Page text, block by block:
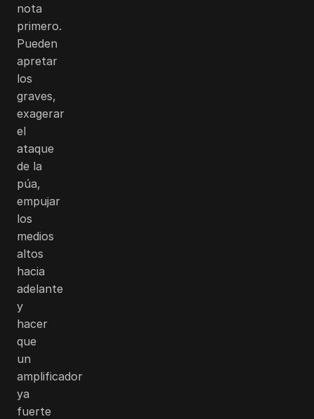
nota
primero.
Pueden
apretar
los
graves,
exagerar
el
ataque
de la
púa,
empujar
los
medios
altos
hacia
adelante
y
hacer
que
un
amplificador
ya
fuerte